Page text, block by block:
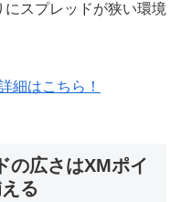
スプレッドが狭い環境
細はこちら！
の広さはXMポイ
る